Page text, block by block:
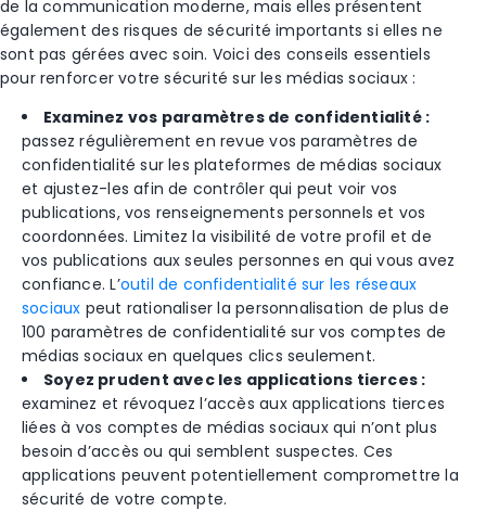
de la communication moderne, mais elles présentent
également des risques de sécurité importants si elles ne
sont pas gérées avec soin. Voici des conseils essentiels
pour renforcer votre sécurité sur les médias sociaux :
Examinez vos paramètres de confidentialité :
passez régulièrement en revue vos paramètres de
confidentialité sur les plateformes de médias sociaux
et ajustez-les afin de contrôler qui peut voir vos
publications, vos renseignements personnels et vos
coordonnées. Limitez la visibilité de votre profil et de
vos publications aux seules personnes en qui vous avez
confiance. L’outil de confidentialité sur les réseaux
sociaux peut rationaliser la personnalisation de plus de
100 paramètres de confidentialité sur vos comptes de
médias sociaux en quelques clics seulement.
Soyez prudent avec les applications tierces :
examinez et révoquez l’accès aux applications tierces
liées à vos comptes de médias sociaux qui n’ont plus
besoin d’accès ou qui semblent suspectes. Ces
applications peuvent potentiellement compromettre la
sécurité de votre compte.